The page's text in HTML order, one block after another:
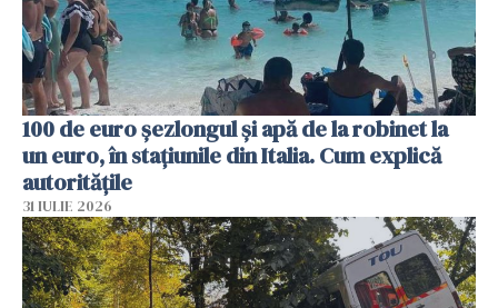
100 de euro șezlongul și apă de la robinet la
un euro, în stațiunile din Italia. Cum explică
autoritățile
31 IULIE 2026